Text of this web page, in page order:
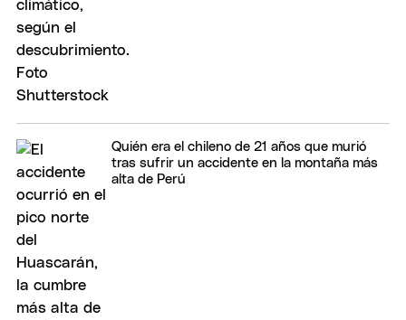
Quién era el chileno de 21 años que murió
tras sufrir un accidente en la montaña más
alta de Perú